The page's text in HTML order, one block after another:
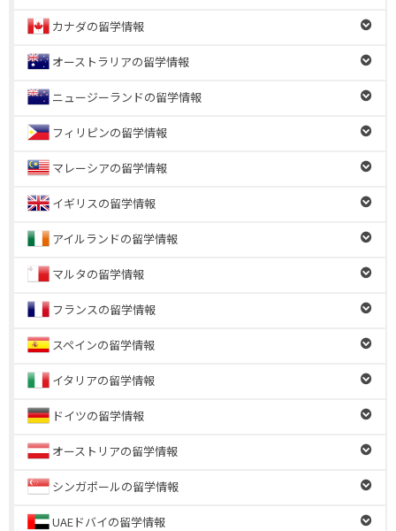
カナダの留学情報
オーストラリアの留学情報
ニュージーランドの留学情報
フィリピンの留学情報
マレーシアの留学情報
イギリスの留学情報
アイルランドの留学情報
マルタの留学情報
フランスの留学情報
スペインの留学情報
イタリアの留学情報
ドイツの留学情報
オーストリアの留学情報
シンガポールの留学情報
UAEドバイの留学情報